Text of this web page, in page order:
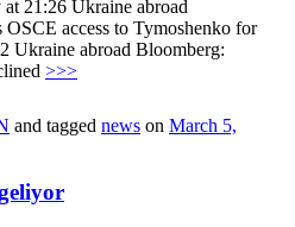
21:26 Ukraine abroad
access to Tymoshenko for
Ukraine abroad Bloomberg:
>>>
and tagged news on March 5,